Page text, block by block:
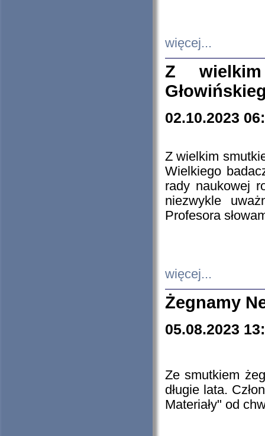
więcej...
Z
02.10.2023
Z wielkim
Wielkiego
rady naukowej
niezwykle
Profesora
więcej...
Żegnamy
05.08.2023
Ze smutkiem
długie lata.
Materiały" od